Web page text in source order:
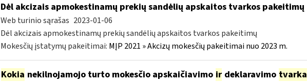
Dėl akcizais apmokestinamų prekių sandėlių apskaitos tvarkos pakeitimų
Web turinio sąrašas 2023-01-06
Dėl akcizais apmokestinamų prekių sandėlių apskaitos tvarkos pakeitimų
Mokesčių įstatymų pakeitimai: MĮP 2021 » Akcizų mokesčių pakeitimai nuo 2023 m.
Kokia nekilnojamojo turto mokesčio apskaičiavimo irdeklaravimo tvarka